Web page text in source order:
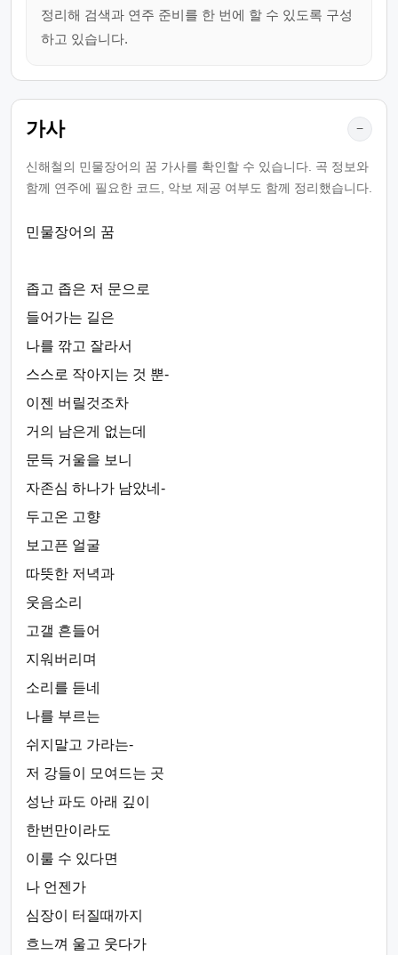
정리해 검색과 연주 준비를 한 번에 할 수 있도록 구성
하고 있습니다.
가사 −
신해철의 민물장어의 꿈 가사를 확인할 수 있습니다. 곡 정보와
함께 연주에 필요한 코드, 악보 제공 여부도 함께 정리했습니다.
민물장어의 꿈
좁고 좁은 저 문으로
들어가는 길은
나를 깎고 잘라서
스스로 작아지는 것 뿐-
이젠 버릴것조차
거의 남은게 없는데
문득 거울을 보니
자존심 하나가 남았네-
두고온 고향
보고픈 얼굴
따뜻한 저녁과
웃음소리
고갤 흔들어
지워버리며
소리를 듣네
나를 부르는
쉬지말고 가라는-
저 강들이 모여드는 곳
성난 파도 아래 깊이
한번만이라도
이룰 수 있다면
나 언젠가
심장이 터질때까지
흐느껴 울고 웃다가